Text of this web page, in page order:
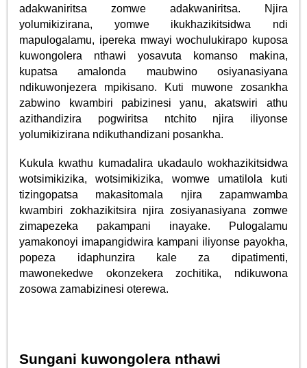
adakwaniritsa zomwe adakwaniritsa. Njira
yolumikizirana, yomwe ikukhazikitsidwa ndi
mapulogalamu, ipereka mwayi wochulukirapo kuposa
kuwongolera nthawi yosavuta komanso makina,
kupatsa amalonda maubwino osiyanasiyana
ndikuwonjezera mpikisano. Kuti muwone zosankha
zabwino kwambiri pabizinesi yanu, akatswiri athu
azithandizira pogwiritsa ntchito njira iliyonse
yolumikizirana ndikuthandizani posankha.
Kukula kwathu kumadalira ukadaulo wokhazikitsidwa
wotsimikizika, wotsimikizika, womwe umatilola kuti
tizingopatsa makasitomala njira zapamwamba
kwambiri zokhazikitsira njira zosiyanasiyana zomwe
zimapezeka pakampani inayake. Pulogalamu
yamakonoyi imapangidwira kampani iliyonse payokha,
popeza idaphunzira kale za dipatimenti,
mawonekedwe okonzekera zochitika, ndikuwona
zosowa zamabizinesi oterewa.
Sungani kuwongolera nthawi